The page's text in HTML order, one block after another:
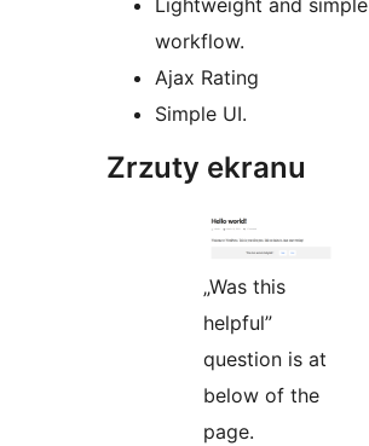
Lightweight and simple
workflow.
Ajax Rating
Simple UI.
Zrzuty ekranu
„Was this
helpful”
question is at
below of the
page.